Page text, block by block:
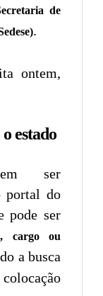
de
.
ontem,
estado
ser
portal do
pode ser
cargo ou
a busca